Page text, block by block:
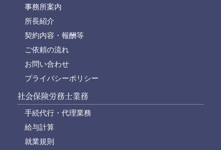
事務所案内
所長紹介
契約内容・報酬等
ご依頼の流れ
お問い合わせ
プライバシーポリシー
社会保険労務士業務
手続代行・代理業務
給与計算
就業規則